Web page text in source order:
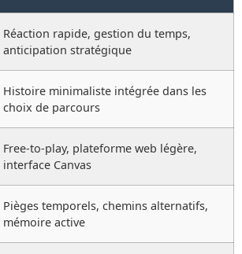
Réaction rapide, gestion du temps,
anticipation stratégique
Histoire minimaliste intégrée dans les
choix de parcours
Free-to-play, plateforme web légère,
interface Canvas
Pièges temporels, chemins alternatifs,
mémoire active